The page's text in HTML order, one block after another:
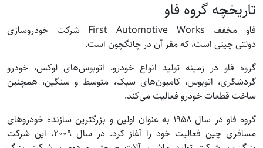
تاریخچه گروه فاو
فاو مخفف First Automotive Works شرکت خودروسازی
دولتی چینی است، که مقر آن در چانگچون است.
گروه فاو در زمینه تولید انواع خودرو، اتوبوس‌های لوکس، خودرو
گردشگری، اتوبوس، کامیون‌های سبک، متوسط و سنگین، همچنین
ساخت قطعات خودرو فعالیت می‌کند.
گروه فاو در سال ۱۹۵۸ به عنوان اولین و بزرگترین سازنده خودروهای
مسافری چین فعالیت خود را آغاز کرد. در سال ۲۰۰۹، این شرکت